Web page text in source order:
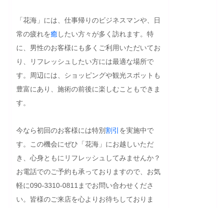
「花海」には、仕事帰りのビジネスマンや、日
常の疲れを癒 したい方々が多く訪れます。特
に、男性のお客様にも多くご利用いただいてお
り、リフレッシュしたい方には最適な場所で
す。周辺には、ショッピングや観光スポットも
豊富にあり、施術の前後に楽しむこともできま
す。
今なら初回のお客様には特別割引 を実施中で
す。この機会にぜひ「花海」にお越しいただ
き、心身ともにリフレッシュしてみませんか？
お電話でのご予約も承っておりますので、お気
軽に090-3310-0811までお問い合わせくださ
い。皆様のご来店を心よりお待ちしておりま